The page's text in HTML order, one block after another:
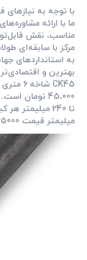
با توجه به
ما با ارائه
مناسب، نقش
به استانداردهای
بهترین و
میلیمتر قیمت 65000 تومان در هر کیلو دارد.